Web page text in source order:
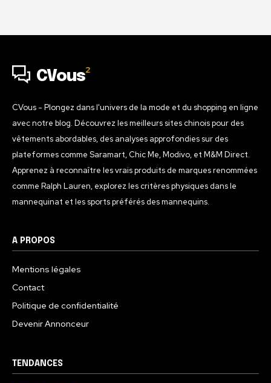
CVous2
CVous - Plongez dans l'univers de la mode et du shopping en ligne
avec notre blog. Découvrez les meilleurs sites chinois pour des
vêtements abordables, des analyses approfondies sur des
plateformes comme Saramart, Chic Me, Modivo, et M&M Direct.
Apprenez à reconnaître les vrais produits de marques renommées
comme Ralph Lauren, explorez les critères physiques dans le
mannequinat et les sports préférés des mannequins.
A PROPOS
Mentions légales
Contact
Politique de confidentialité
Devenir Annonceur
TENDANCES